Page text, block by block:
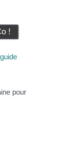
!
pour